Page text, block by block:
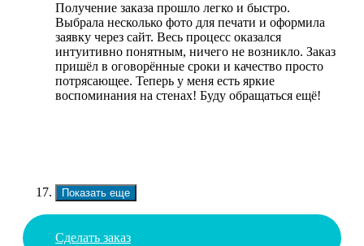
Получение заказа прошло легко и быстро.
Выбрала несколько фото для печати и оформила
заявку через сайт. Весь процесс оказался
интуитивно понятным, ничего не возникло. Заказ
пришёл в оговорённые сроки и качество просто
потрясающее. Теперь у меня есть яркие
воспоминания на стенах! Буду обращаться ещё!
Показать еще
Сделать заказ